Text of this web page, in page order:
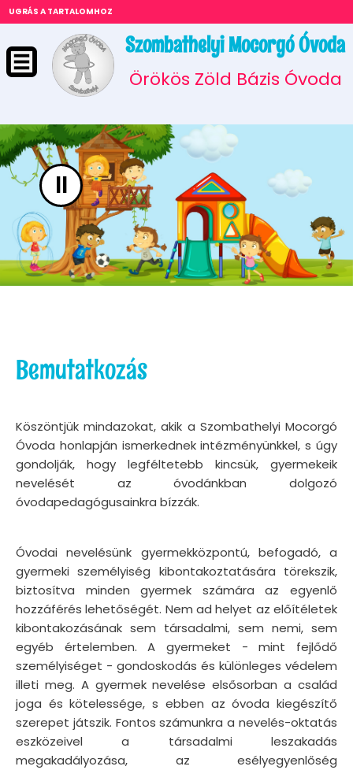
UGRÁS A TARTALOMHOZ
Szombathelyi Mocorgó Óvoda
Örökös Zöld Bázis Óvoda
II
Bemutatkozás
Köszöntjük mindazokat, akik a Szombathelyi Mocorgó
Óvoda honlapján ismerkednek intézményünkkel, s úgy
gondolják, hogy legféltetebb kincsük, gyermekeik
nevelését az óvodánkban dolgozó
óvodapedagógusainkra bízzák.
Óvodai nevelésünk gyermekközpontú, befogadó, a
gyermeki személyiség kibontakoztatására törekszik,
biztosítva minden gyermek számára az egyenlő
hozzáférés lehetőségét. Nem ad helyet az előítéletek
kibontakozásának sem társadalmi, sem nemi, sem
egyéb értelemben. A gyermeket - mint fejlődő
személyiséget - gondoskodás és különleges védelem
illeti meg. A gyermek nevelése elsősorban a család
joga és kötelessége, s ebben az óvoda kiegészítő
szerepet játszik. Fontos számunkra a nevelés-oktatás
eszközeivel a társadalmi leszakadás
megakadályozása, az esélyegyenlőség